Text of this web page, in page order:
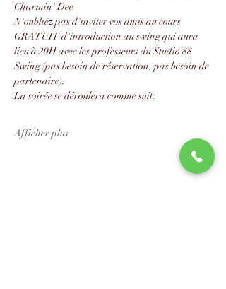
Charmin' Dee
N'oubliez pas d'inviter vos amis au cours
GRATUIT d'introduction au swing qui aura
lieu à 20H avec les professeurs du Studio 88
Swing (pas besoin de réservation, pas besoin de
partenaire).
La soirée se déroulera comme suit:
Afficher plus